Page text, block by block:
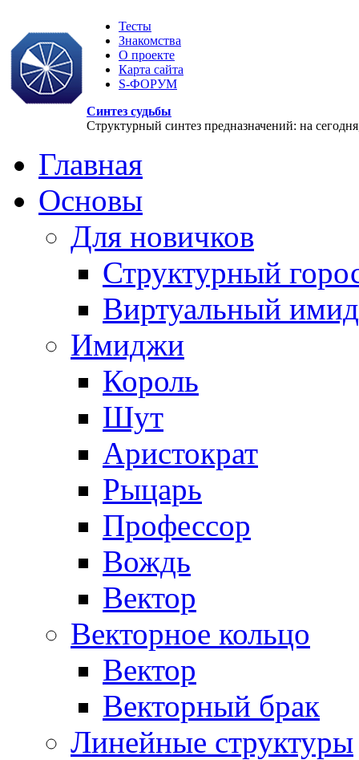
Тесты
Знакомства
О проекте
Карта сайта
S-ФОРУМ
Синтез судьбы
Структурный синтез предназначений: на
Главная
Основы
Для новичков
Структурный
Виртуальный
Имиджи
Король
Шут
Аристократ
Рыцарь
Профессор
Вождь
Вектор
Векторное кольцо
Вектор
Векторный брак
Линейные структуры